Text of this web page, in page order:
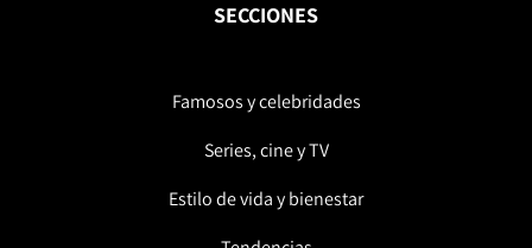
SECCIONES
Famosos y celebridades
Series, cine y TV
Estilo de vida y bienestar